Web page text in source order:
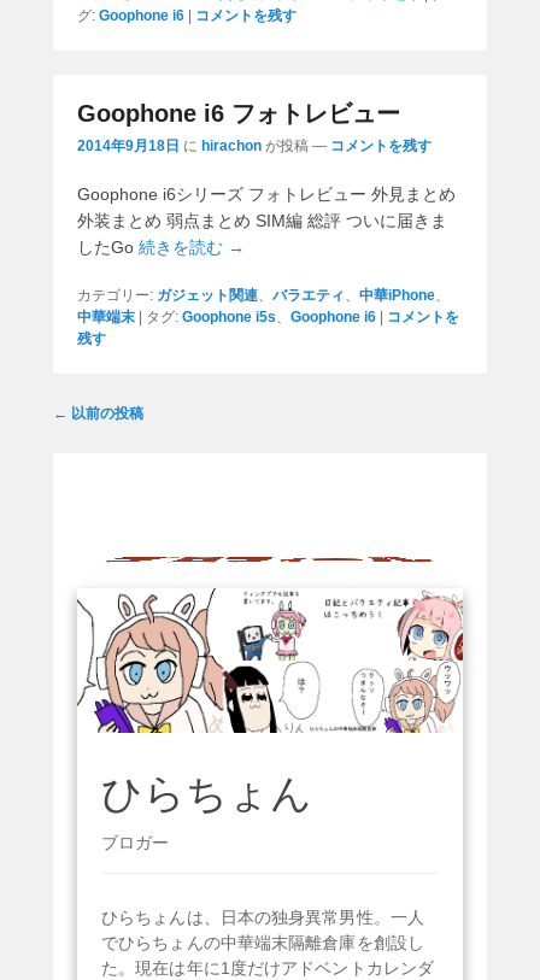
グ: Goophone i6 | コメントを残す
Goophone i6 フォトレビュー
2014年9月18日 に hirachon が投稿 — コメントを残す
Goophone i6シリーズ フォトレビュー 外見まとめ
外装まとめ 弱点まとめ SIM編 総評 ついに届きま
したGo 続きを読む →
カテゴリー: ガジェット関連、 バラエティ 、 中華iPhone、
中華端末 | タグ: Goophone i5s、 Goophone i6 | コメントを
残す
投
← 以前の投稿
ひらちょん
ブロガー
ひらちょんは、日本の独身異常男性。一人
でひらちょんの中華端末隔離倉庫を創設し
た。現在は年に1度だけアドベントカレンダ